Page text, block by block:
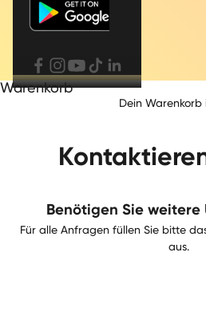
Warenkorb
Dein Warenkorb
Benötigen Sie
Für alle Anfragen füllen Sie bitte
aus.